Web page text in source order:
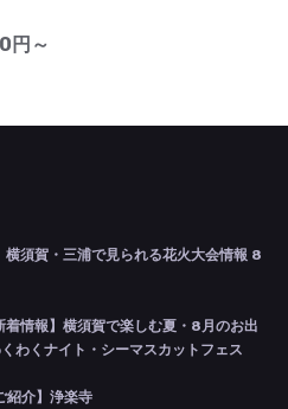
円～
横須賀・三浦で見られる花火大会情報 8
着情報】横須賀で楽しむ夏・8月のお出
わくナイト・シーマスカットフェス
紹介】浄楽寺